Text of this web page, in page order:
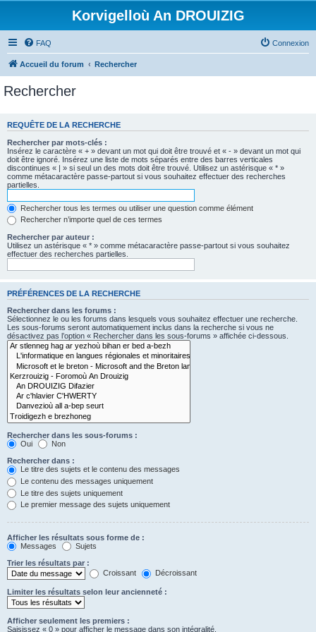
Korvigelloù An DROUIZIG
FAQ Connexion
Accueil du forum Rechercher
Rechercher
REQUÊTE DE LA RECHERCHE
Rechercher par mots-clés :
Insérez le caractère « + » devant un mot qui doit être trouvé et « - » devant un mot qui
doit être ignoré. Insérez une liste de mots séparés entre des barres verticales
discontinues « | » si seul un des mots doit être trouvé. Utilisez un astérisque « * »
comme métacaractère passe-partout si vous souhaitez effectuer des recherches
partielles.
Rechercher tous les termes ou utiliser une question comme élément
Rechercher n’importe quel de ces termes
Rechercher par auteur :
Utilisez un astérisque « * » comme métacaractère passe-partout si vous souhaitez
effectuer des recherches partielles.
PRÉFÉRENCES DE LA RECHERCHE
Rechercher dans les forums :
Sélectionnez le ou les forums dans lesquels vous souhaitez effectuer une recherche.
Les sous-forums seront automatiquement inclus dans la recherche si vous ne
désactivez pas l’option « Rechercher dans les sous-forums » affichée ci-dessous.
Rechercher dans les sous-forums :
Oui
Non
Rechercher dans :
Le titre des sujets et le contenu des messages
Le contenu des messages uniquement
Le titre des sujets uniquement
Le premier message des sujets uniquement
Afficher les résultats sous forme de :
Messages
Sujets
Trier les résultats par :
Croissant
Décroissant
Limiter les résultats selon leur ancienneté :
Afficher seulement les premiers :
Saisissez « 0 » pour afficher le message dans son intégralité.